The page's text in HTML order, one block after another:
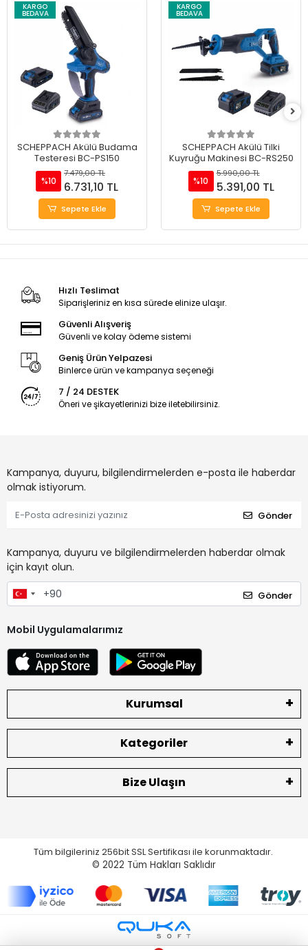
KARGO
BEDAVA
SCHEPPACH Akülü Budama
Testeresi BC-PS150
%10
7.479,00 TL
6.731,10 TL
Sepete Ekle
KARGO
BEDAVA
SCHEPPACH Akülü Tilki
Kuyruğu Makinesi BC-RS250
%10
5.990,00 TL
5.391,00 TL
Sepete Ekle
Hızlı Teslimat
Siparişleriniz en kısa sürede elinize ulaşır.
Güvenli Alışveriş
Güvenli ve kolay ödeme sistemi
Geniş Ürün Yelpazesi
Binlerce ürün ve kampanya seçeneği
7 / 24 DESTEK
Öneri ve şikayetlerinizi bize iletebilirsiniz.
Kampanya, duyuru, bilgilendirmelerden e-posta ile haberdar
olmak istiyorum.
Gönder
Kampanya, duyuru ve bilgilendirmelerden haberdar olmak
için kayıt olun.
Gönder
Mobil Uygulamalarımız
Kurumsal
Kategoriler
Bize Ulaşın
Tüm bilgileriniz 256bit SSL Sertifikası ile korunmaktadır.
© 2022 Tüm Hakları Saklıdır